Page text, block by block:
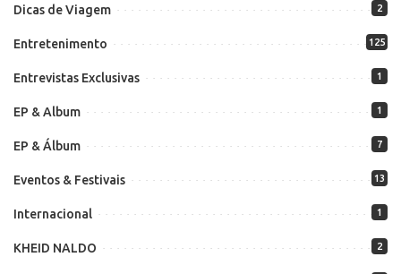
Dicas de Viagem 2
Entretenimento 125
Entrevistas Exclusivas 1
EP & Album 1
EP & Álbum 7
Eventos & Festivais 13
Internacional 1
KHEID NALDO 2